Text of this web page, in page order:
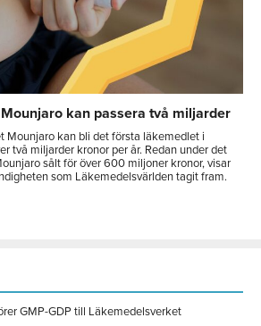
kan passera två miljarder
Mounjaro kan bli det första läkemedlet i
två miljarder kronor per år. Redan under det
sålt för över 600 miljoner kronor, visar
som Läkemedelsvärlden tagit fram.
GMP-GDP till Läkemedelsverket